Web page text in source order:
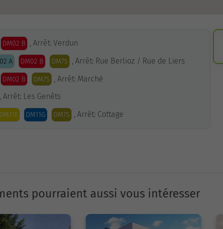
DM02 B , Arrêt: Verdun
A DM02 B DM7S
, Arrêt: Rue Berlioz / Rue de Liers
DM02 B DM7S
, Arrêt: Marché
, Arrêt: Les Genêts
DM11E DM11G DM7S , Arrêt: Cottage
pourraient aussi vous intéresser